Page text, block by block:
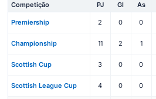
Competição PJ Gl As
Premiership 2 0 0
Championship 11 2 1
Scottish Cup 3 0 0
Scottish League Cup 4 0 0